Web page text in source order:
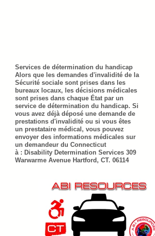
Services de détermination du handicap
Alors que les demandes d'invalidité de la
Sécurité sociale sont prises dans les
bureaux locaux, les décisions médicales
sont prises dans chaque État par un
service de détermination du handicap. Si
vous avez déjà déposé une demande de
prestations d'invalidité ou si vous êtes
un prestataire médical, vous pouvez
envoyer des informations médicales sur
un demandeur du Connecticut
à : Disability Determination Services 309
Warwarme Avenue Hartford, CT. 06114